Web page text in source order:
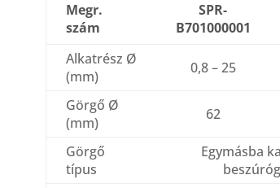
Megr.
szám
SPR-
B701000001
Alkatrész Ø
(mm)
0,8 – 25
Görgő Ø
(mm)
62
Görgő
típus
Egymásba